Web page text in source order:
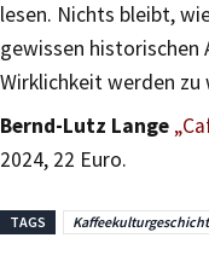
lesen. Nichts bleibt,
gewissen historischen
Wirklichkeit werden zu
Bernd-Lutz Lange
2024, 22 Euro.
TAGS